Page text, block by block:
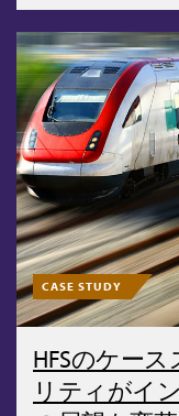
CASE STUDY
HFSのケー
リティがイ